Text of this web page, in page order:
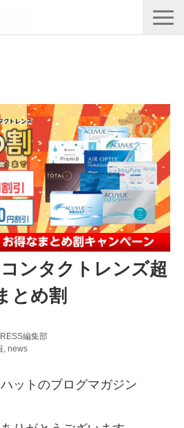
採用情報
企業情報
安心保証
ラインショップ
ンタクトレンズ超
とめ割
編集部
news
ットのブログマガジン